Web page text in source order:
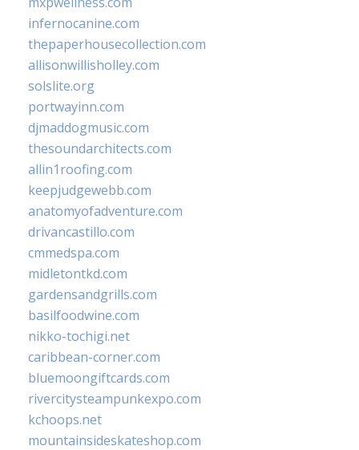
infernocanine.com
thepaperhousecollection.com
allisonwillisholley.com
solslite.org
portwayinn.com
djmaddogmusic.com
thesoundarchitects.com
allin1roofing.com
keepjudgewebb.com
anatomyofadventure.com
drivancastillo.com
cmmedspa.com
midletontkd.com
gardensandgrills.com
basilfoodwine.com
nikko-tochigi.net
caribbean-corner.com
bluemoongiftcards.com
rivercitysteampunkexpo.com
kchoops.net
mountainsideskateshop.com